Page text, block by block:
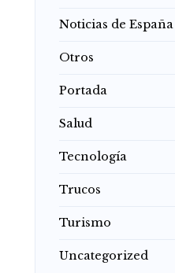
Noticias de España
Otros
Portada
Salud
Tecnología
Trucos
Turismo
Uncategorized